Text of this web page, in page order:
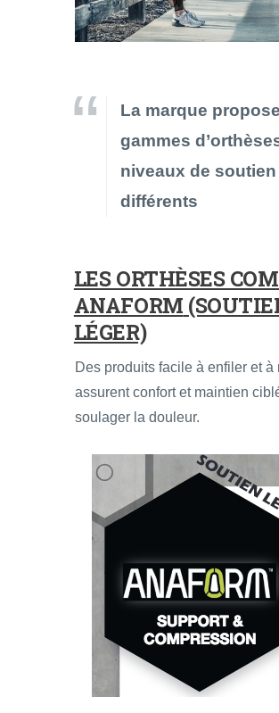
La marque
gammes
niveaux de soutien
différents
LES ORTHÈSES
ANAFORM
LÉGER)
Des produits facile à enfiler et à
assurent confort et maintien
soulager la douleur.